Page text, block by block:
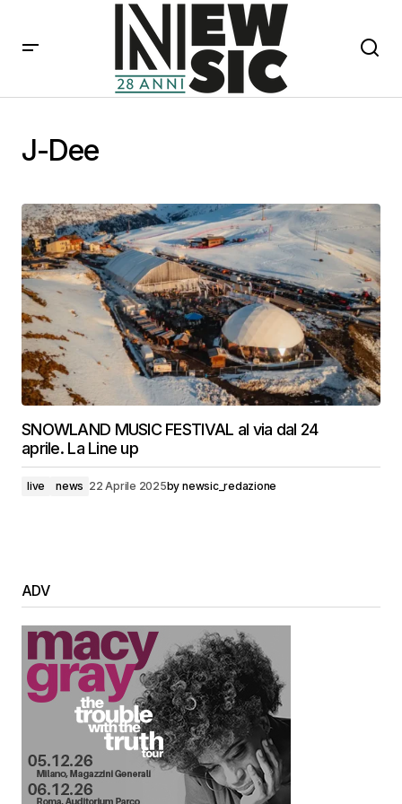
J-Dee
SNOWLAND MUSIC FESTIVAL al via dal 24
aprile. La Line up
live news 22 Aprile 2025by newsic_redazione
ADV